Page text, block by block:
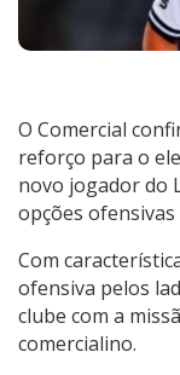
O Comercial
reforço para o
novo jogador do
opções
Com
ofensiva pelos
clube com a
comercialino.